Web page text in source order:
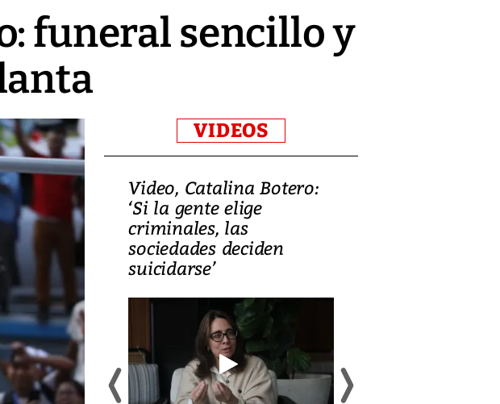
funeral sencillo y
VIDEOS
Video, Catalina Botero:
‘Si la gente elige
criminales, las
sociedades deciden
suicidarse’